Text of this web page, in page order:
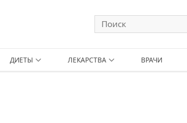
ДИЕТЫ ЛЕКАРСТВА ВРАЧИ